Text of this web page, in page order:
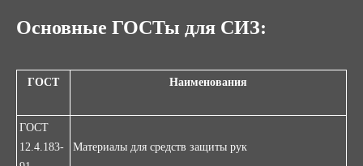
Основные ГОСТы для СИЗ:
ГОСТ Наименования
ГОСТ
12.4.183-
Материалы для средств защиты рук